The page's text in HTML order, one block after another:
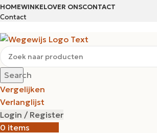
HOMEWINKELOVER ONSCONTACT
Contact
Search
Vergelijken
Verlanglijst
Login / Register
0 items